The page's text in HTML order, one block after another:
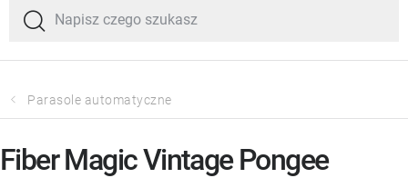
Parasole ogrodowe
Poduszki i poduszki siedziskowe
Parasole automatyczne
Fiber Magic Vintage Pongee